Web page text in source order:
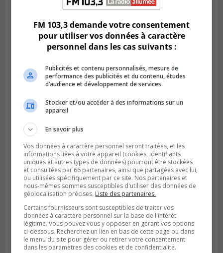
BOUCHERVILLE
Publié le 5 août 2026 à 15h25
Le MTMD annonce des fermetures sur
l’autoroute 20 à Boucherville
FM 103,3 demande votre consentement
pour utiliser vos données à caractère
personnel dans les cas suivants :
Publicités et contenu personnalisés, mesure de
performance des publicités et du contenu, études
d’audience et développement de services
Stocker et/ou accéder à des informations sur un
appareil
En savoir plus
Vos données à caractère personnel seront traitées, et les
informations liées à votre appareil (cookies, identifiants
uniques et autres types de données) pourront être stockées
et consultées par 66 partenaires, ainsi que partagées avec lui,
ou utilisées spécifiquement par ce site. Nos partenaires et
nous-mêmes sommes susceptibles d'utiliser des données de
géolocalisation précises. Liste des partenaires.
Certains fournisseurs sont susceptibles de traiter vos
données à caractère personnel sur la base de l'intérêt
légitime. Vous pouvez vous y opposer en gérant vos options
ci-dessous. Recherchez un lien en bas de cette page ou dans
le menu du site pour gérer ou retirer votre consentement
dans les paramètres des cookies et de confidentialité.